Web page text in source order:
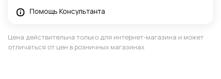
Помощь Консультанта
Цена действительна только для интернет-магазина и может
отличаться от цен в розничных магазинах